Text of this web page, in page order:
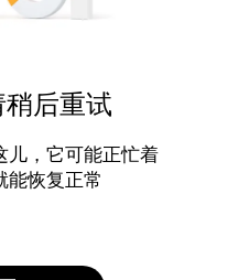
后重试
儿，它可能正忙着
能恢复正常